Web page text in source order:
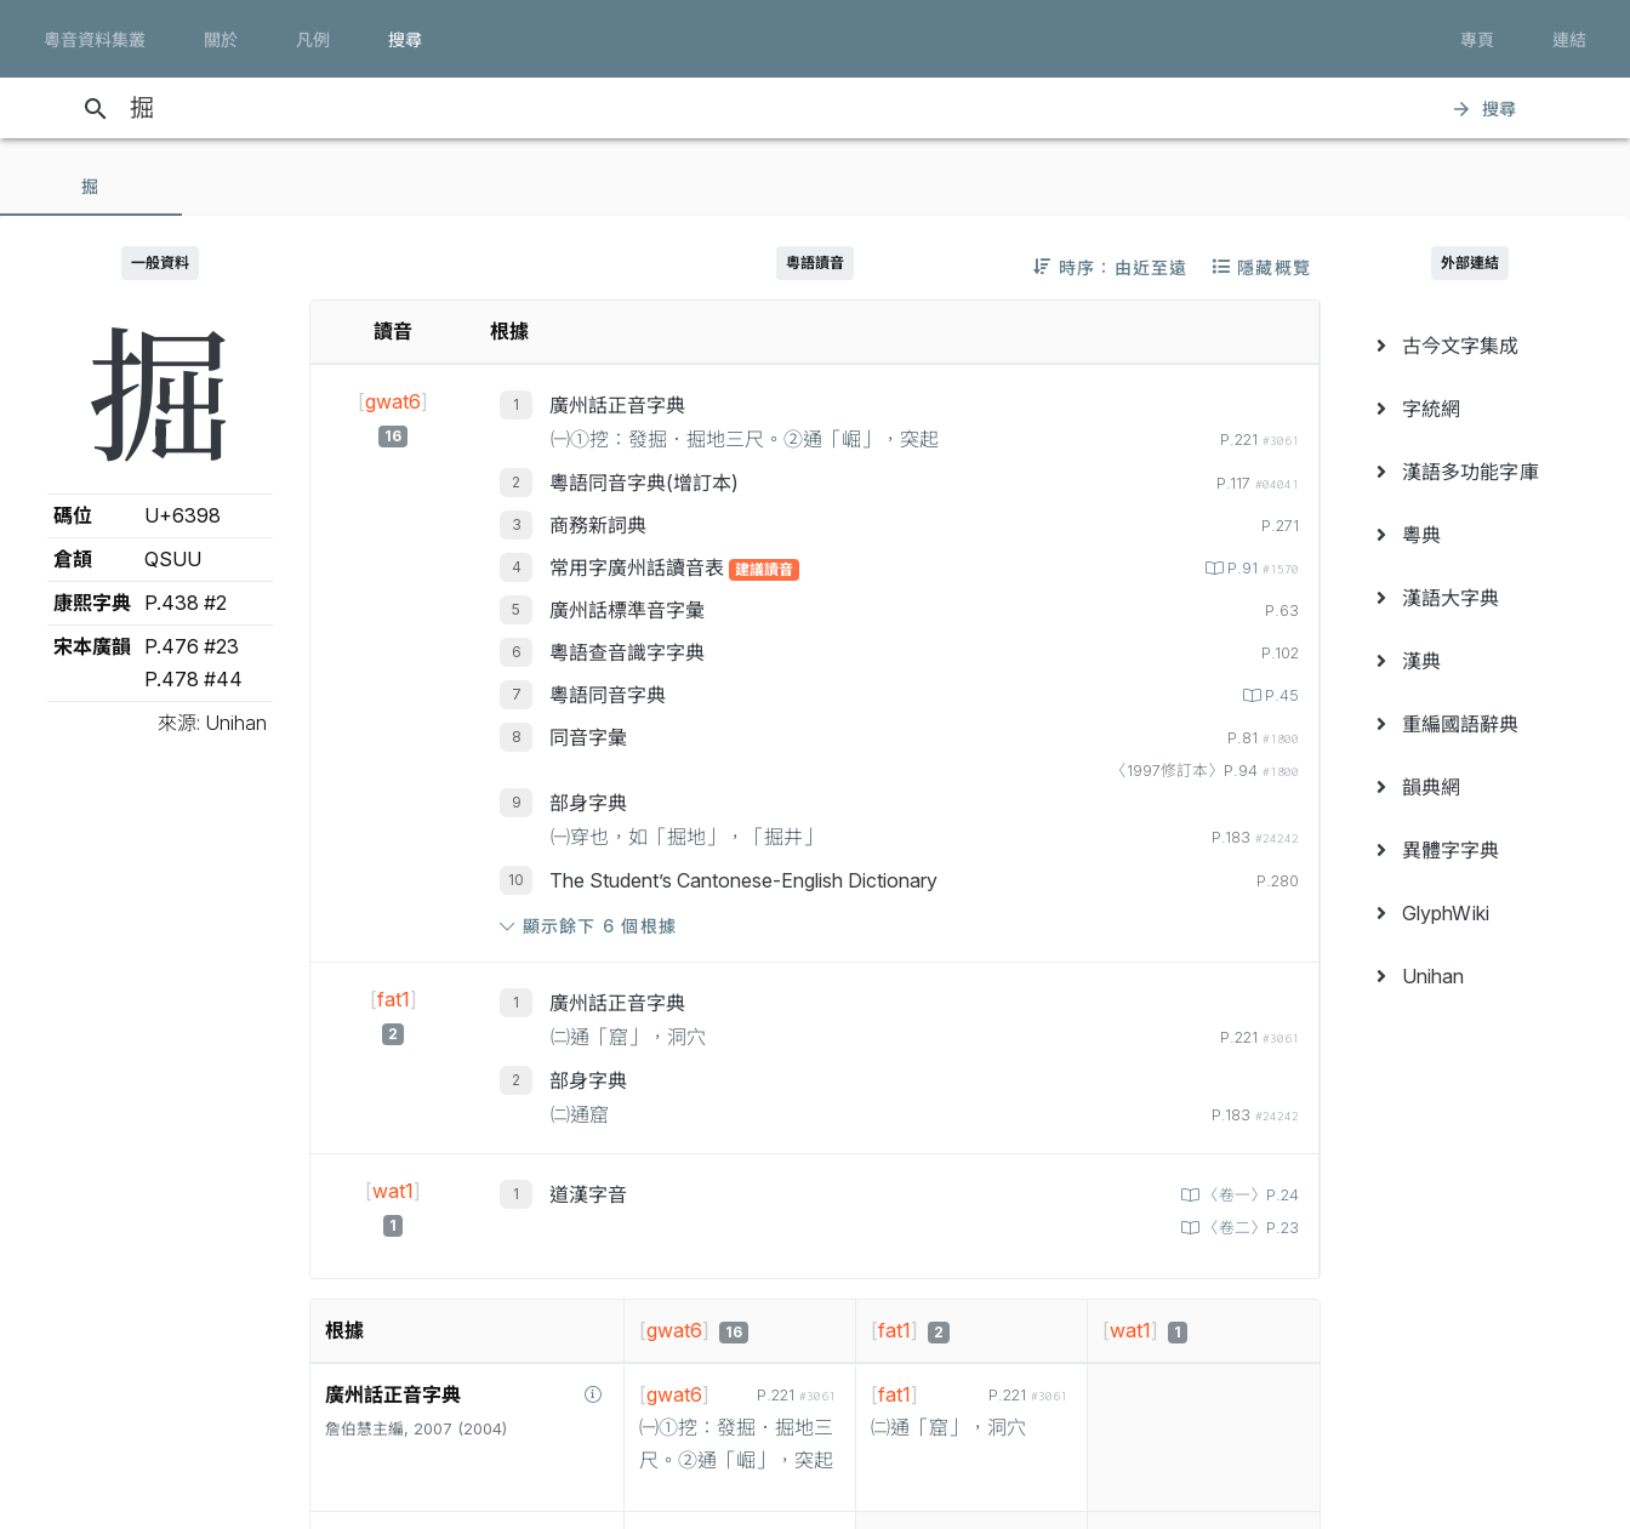
粵音資料集叢 關於 凡例 搜尋 專頁 連結
search arrow_forward 搜尋
掘
一般資料
掘
碼位
U+6398
倉頡
QSUU
康熙字典
P.438 #2
宋本廣韻
P.476 #23
P.478 #44
來源: Unihan
粵語讀音 時序：由近至遠 隱藏概覽
讀音 根據
[gwat6]
16
廣州話正音字典
㈠①挖：發掘．掘地三尺。②通「崛」，突起
P.221 #3061
粵語同音字典(增訂本) P.117 #04041
商務新詞典 P.271
常用字廣州話讀音表 建議讀音 P.91 #1570
廣州話標準音字彙 P.63
粵語查音識字字典 P.102
粵語同音字典 P.45
同音字彙 P.81 #1800
〈1997修訂本〉P.94 #1800
部身字典
㈠穿也，如「掘地」，「掘井」
P.183 #24242
The Student’s Cantonese-English Dictionary P.280
顯示餘下 6 個根據
[fat1]
2
廣州話正音字典
㈡通「窟」，洞穴
P.221 #3061
部身字典
㈡通窟
P.183 #24242
[wat1]
1
道漢字音
〈卷一〉P.24
〈卷二〉P.23
根據 [gwat6] 16 [fat1] 2 [wat1] 1
廣州話正音字典
詹伯慧主編, 2007 (2004)
P.221 #3061
[gwat6]
㈠①挖：發掘．掘地三
尺。②通「崛」，突起
P.221 #3061
[fat1]
㈡通「窟」，洞穴
外部連結
古今文字集成
字統網
漢語多功能字庫
粵典
漢語大字典
漢典
重編國語辭典
韻典網
異體字字典
GlyphWiki
Unihan